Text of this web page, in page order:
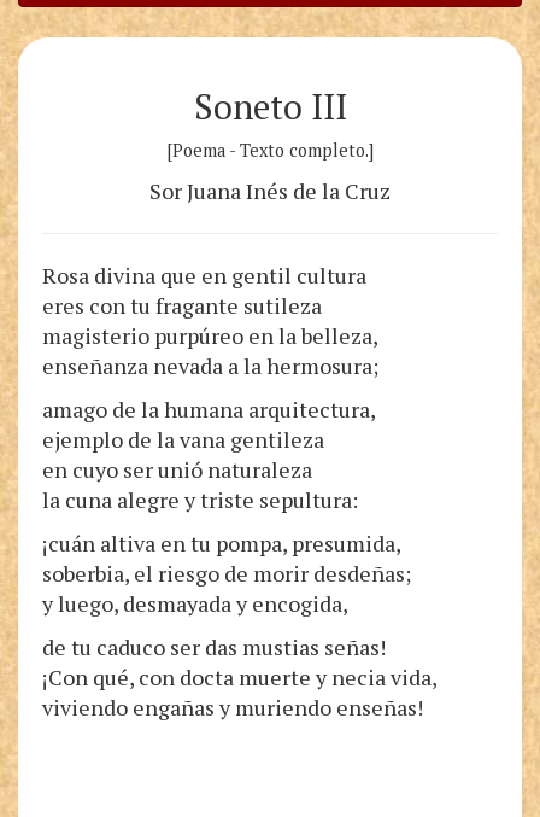
Soneto III
[Poema - Texto completo.]
Sor Juana Inés de la Cruz
Rosa divina que en gentil cultura
eres con tu fragante sutileza
magisterio purpúreo en la belleza,
enseñanza nevada a la hermosura;
amago de la humana arquitectura,
ejemplo de la vana gentileza
en cuyo ser unió naturaleza
la cuna alegre y triste sepultura:
¡cuán altiva en tu pompa, presumida,
soberbia, el riesgo de morir desdeñas;
y luego, desmayada y encogida,
de tu caduco ser das mustias señas!
¡Con qué, con docta muerte y necia vida,
viviendo engañas y muriendo enseñas!